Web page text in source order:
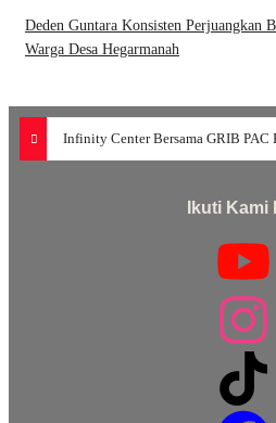
Deden Guntara Konsisten Perjuangkan
Warga Desa Hegarmanah
Ikuti Kami